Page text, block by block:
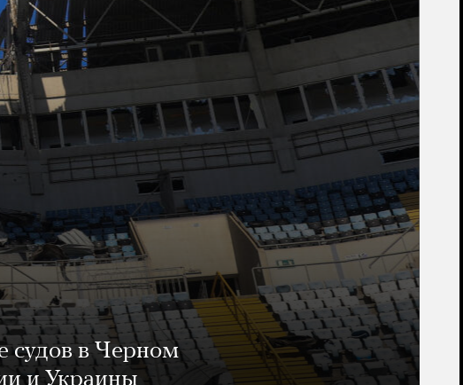
судов в Черном
и Украины